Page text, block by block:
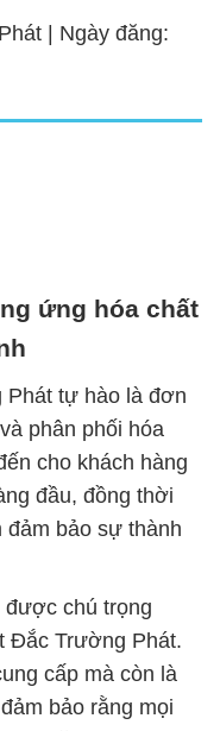
| Ngày đăng:
ứng hóa chất
Phát tự hào là đơn
phân phối hóa
cho khách hàng
đầu, đồng thời
đảm bảo sự thành
được chú trọng
Đắc Trường Phát.
cấp mà còn là
bảo rằng mọi